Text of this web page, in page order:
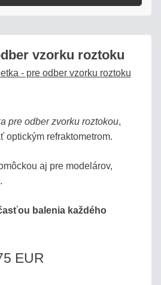
vzorku roztoku
pre odber zvorku roztokou,
optickým refraktometrom.
aj pre modelárov,
balenia každého
EUR